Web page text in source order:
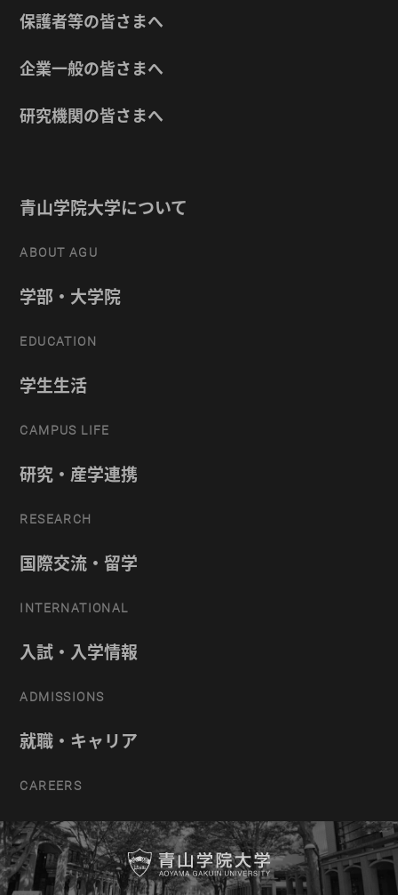
保護者等の皆さまへ
企業一般の皆さまへ
研究機関の皆さまへ
青山学院大学について
ABOUT AGU
学部・大学院
EDUCATION
学生生活
CAMPUS LIFE
研究・産学連携
RESEARCH
国際交流・留学
INTERNATIONAL
入試・入学情報
ADMISSIONS
就職・キャリア
CAREERS